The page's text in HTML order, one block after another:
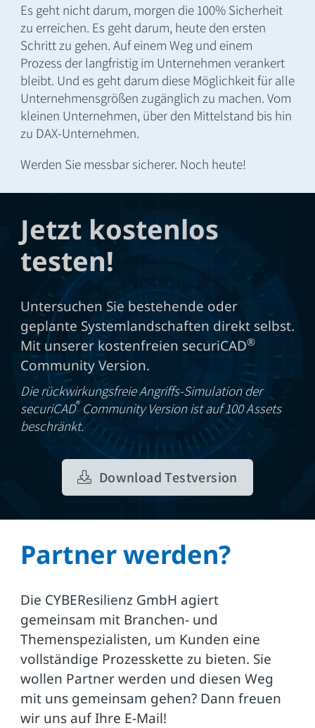
Es geht nicht darum, morgen die 100% Sicherheit
zu erreichen. Es geht darum, heute den ersten
Schritt zu gehen. Auf einem Weg und einem
Prozess der langfristig im Unternehmen verankert
bleibt. Und es geht darum diese Möglichkeit für alle
Unternehmensgrößen zugänglich zu machen. Vom
kleinen Unternehmen, über den Mittelstand bis hin
zu DAX-Unternehmen.
Werden Sie messbar sicherer. Noch heute!
Jetzt kostenlos
testen!
Untersuchen Sie bestehende oder
geplante Systemlandschaften direkt selbst.
Mit unserer kostenfreien securiCAD®
Community Version.
Die rückwirkungsfreie Angriffs-Simulation der
securiCAD®Community Version ist auf 100 Assets
beschränkt.
Download Testversion
Partner werden?
Die CYBEResilienz GmbH agiert
gemeinsam mit Branchen- und
Themenspezialisten, um Kunden eine
vollständige Prozesskette zu bieten. Sie
wollen Partner werden und diesen Weg
mit uns gemeinsam gehen? Dann freuen
wir uns auf Ihre E-Mail!